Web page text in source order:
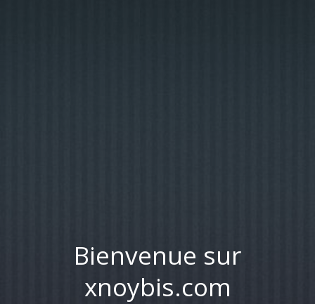
Bienvenue sur
xnoybis.com